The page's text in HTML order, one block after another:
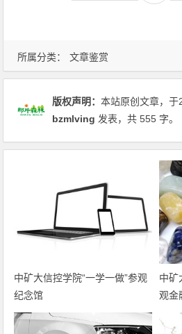
所属分类： 文章鉴赏
版权声明：本站原创文章，于
bzmlving 发表，共 555 字。
中矿大信控学院“一学一做”参观
纪念馆
中矿
观金